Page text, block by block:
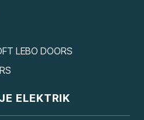
LEBO DOORS
ELEKTRIK